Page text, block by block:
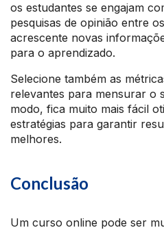
os estudantes se engajam
pesquisas de opinião entre
acrescente novas
para o aprendizado.
Selecione também as
relevantes para mensurar o
modo, fica muito mais fácil
estratégias para garantir
melhores.
Conclusão
Um curso online pode ser